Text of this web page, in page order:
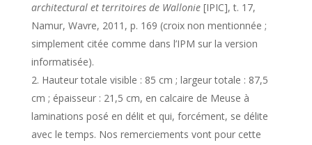
architectural et territoires de Wallonie[IPIC], t. 17,
Namur, Wavre, 2011, p. 169 (croix non mentionnée ;
simplement citée comme dans l’IPM sur la version
informatisée).
Hauteur totale visible : 85 cm ; largeur totale : 87,5
cm ; épaisseur : 21,5 cm, en calcaire de Meuse à
laminations posé en délit et qui, forcément, se délite
avec le temps. Nos remerciements vont pour cette